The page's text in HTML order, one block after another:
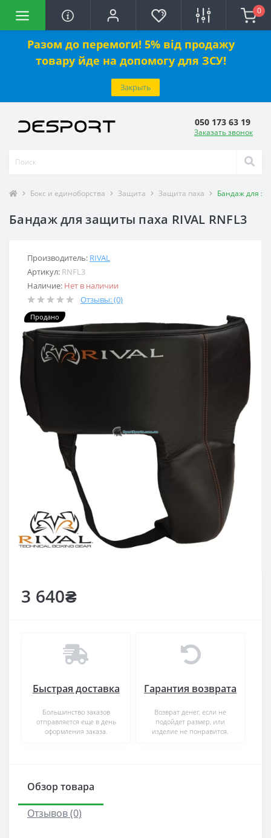
Разом до перемоги! 5% від продажу
товару йде на допомогу для ЗСУ!
Закрыть
0
050 173 63 19
Заказать звонок
Бокс и единоборства Защита Защита паха Бандаж для
Бандаж для защиты паха RIVAL RNFL3
Производитель: RIVAL
Артикул: RNFL3
Наличие: Нет в наличии
Отзывы: (0)
Продано
3 640₴
Быстрая доставка
Большинство заказов
отправляется еще в день
оформления заказа.
Гарантия возврата
Возврат денег, если не
подойдет размер, или
изделие не понравится.
Обзор товара
Отзывов (0)